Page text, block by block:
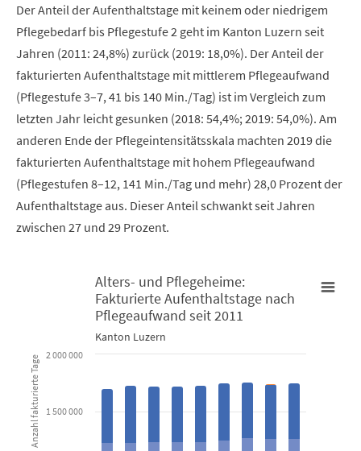
Der Anteil der Aufenthaltstage mit keinem oder niedrigem
Pflegebedarf bis Pflegestufe 2 geht im Kanton Luzern seit
Jahren (2011: 24,8%) zurück (2019: 18,0%). Der Anteil der
fakturierten Aufenthaltstage mit mittlerem Pflegeaufwand
(Pflegestufe 3–7, 41 bis 140 Min./Tag) ist im Vergleich zum
letzten Jahr leicht gesunken (2018: 54,4%; 2019: 54,0%). Am
anderen Ende der Pflegeintensitätsskala machten 2019 die
fakturierten Aufenthaltstage mit hohem Pflegeaufwand
(Pflegestufen 8–12, 141 Min./Tag und mehr) 28,0 Prozent der
Aufenthaltstage aus. Dieser Anteil schwankt seit Jahren
zwischen 27 und 29 Prozent.
Alters- und Pflegeheime: Fakturierte Aufenthaltstage nach
Bar chart with 6 data series.
Kanton Luzern
View as data table, Alters- und Pflegeheime: Fakturierte
The chart has 1 X axis displaying categories.
Anzahl fakturierte Tage
Alters- und Pflegeheime:
Fakturierte Aufenthaltstage nach
Pflegeaufwand seit 2011
Kanton Luzern
1 500 000
2 000 000